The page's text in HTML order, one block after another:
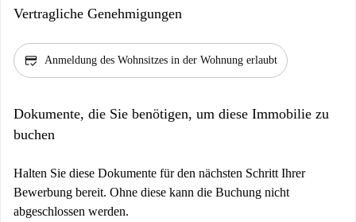
Vertragliche Genehmigungen
credit_score Anmeldung des Wohnsitzes in der Wohnung erlaubt
Dokumente, die Sie benötigen, um diese Immobilie zu
buchen
Halten Sie diese Dokumente für den nächsten Schritt Ihrer
Bewerbung bereit. Ohne diese kann die Buchung nicht
abgeschlossen werden.